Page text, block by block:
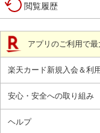
閲覧履歴
アプリのご利用で最
楽天カード新規入会＆利
安心・安全への取り組み
ヘルプ